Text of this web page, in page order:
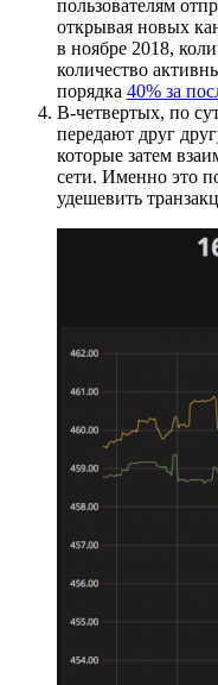
пользователям
открывая новых
в ноябре 2018,
количество
порядка 40% за
В-четвертых, по
передают друг
которые затем
сети. Именно это
удешевить